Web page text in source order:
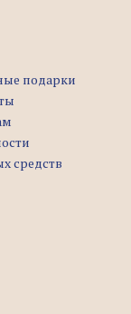
подарки
средств